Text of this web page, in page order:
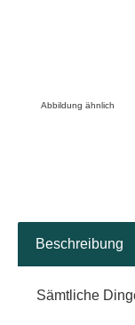
Abbildung ähnlich
Beschreibung
Sämtliche